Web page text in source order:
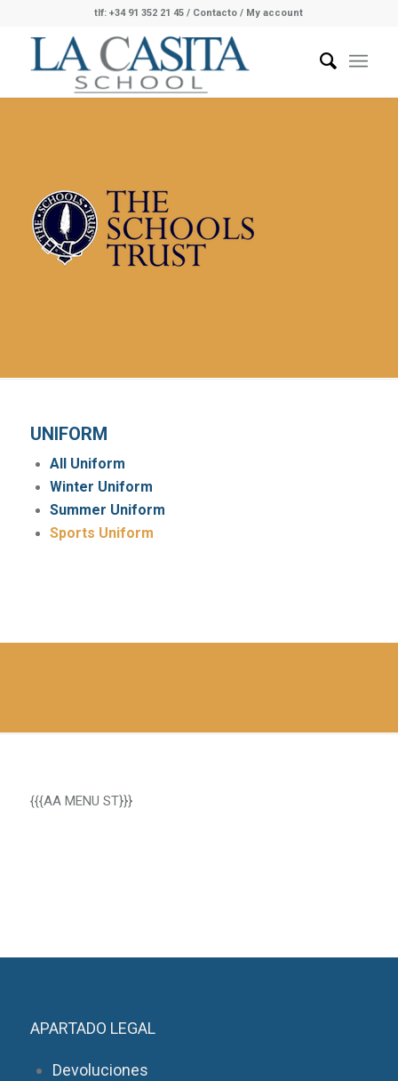
tlf: +34 91 352 21 45 / Contacto/ My account
UNIFORM
All Uniform
Winter Uniform
Summer Uniform
Sports Uniform
{{{AA MENU ST}}}
APARTADO LEGAL
Devoluciones